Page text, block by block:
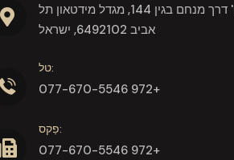
לשכה תל אביב :רח' דרך מנחם בגין 144, מגדל מידטאון תל
אביב 6492102, ישראל
טל:
077-670-5546 972+
פַקס:
077-670-5546 972+